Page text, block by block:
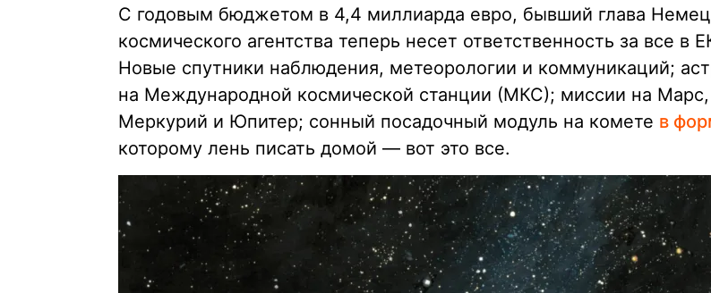
С годовым бюджетом в 4,4 миллиарда евро, бывший глава
космического агентства теперь несет ответственность за все в
Новые спутники наблюдения, метеорологии и коммуникаций;
на Международной космической станции (МКС); миссии на Марс,
Меркурий и Юпитер; сонный посадочный модуль на комете в
которому лень писать домой — вот это все.